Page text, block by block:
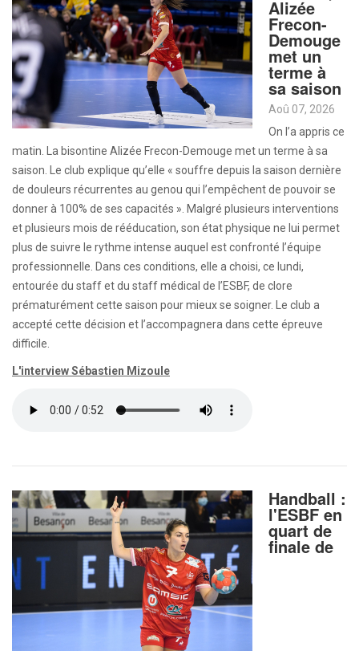
Alizée
Frecon-
Demouge
met un
terme à
sa saison
Aoû 07, 2026
On l’a appris ce
matin. La bisontine Alizée Frecon-Demouge met un terme à sa
saison. Le club explique qu’elle « souffre depuis la saison dernière
de douleurs récurrentes au genou qui l’empêchent de pouvoir se
donner à 100% de ses capacités ». Malgré plusieurs interventions
et plusieurs mois de rééducation, son état physique ne lui permet
plus de suivre le rythme intense auquel est confronté l’équipe
professionnelle. Dans ces conditions, elle a choisi, ce lundi,
entourée du staff et du staff médical de l’ESBF, de clore
prématurément cette saison pour mieux se soigner. Le club a
accepté cette décision et l’accompagnera dans cette épreuve
difficile.
L'interview Sébastien Mizoule
Handball :
l'ESBF en
quart de
finale de